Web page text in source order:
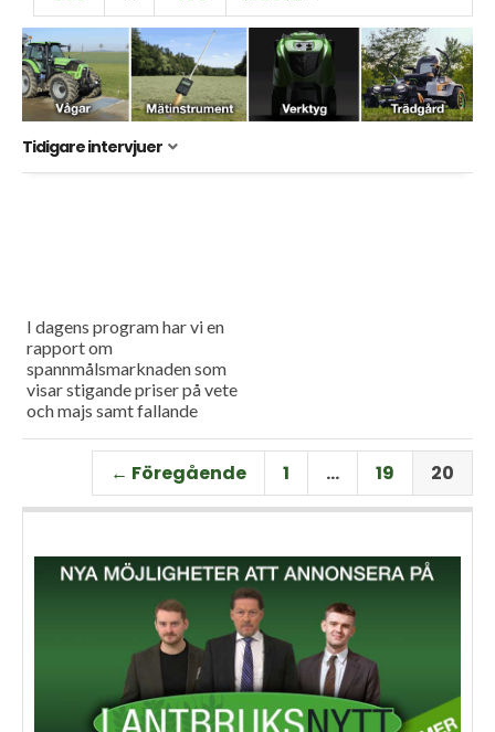
Tidigare intervjuer
I dagens program har vi en
rapport om
spannmålsmarknaden som
visar stigande priser på vete
och majs samt fallande
premiär för vårt
måndagsprogram med en
längre intervju med Erik
Stjerndahl vd för HIR Skåne,
fältdagar.
← Föregående 1 … 19 20